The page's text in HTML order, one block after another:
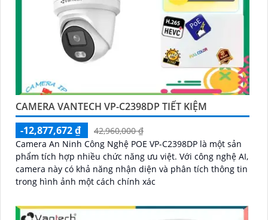
CAMERA VANTECH VP-C2398DP TIẾT KIỆM
-12,877,672 ₫
42,960,000 ₫
Camera An Ninh Công Nghệ POE VP-C2398DP là một sản
phẩm tích hợp nhiều chức năng ưu việt. Với công nghệ AI,
camera này có khả năng nhận diện và phân tích thông tin
trong hình ảnh một cách chính xác